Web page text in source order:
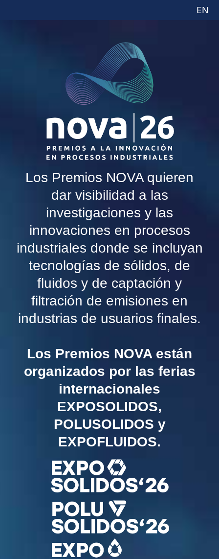
EN
Los Premios NOVA quieren
dar visibilidad a las
investigaciones y las
innovaciones en procesos
industriales donde se incluyan
tecnologías de sólidos, de
fluidos y de captación y
filtración de emisiones en
industrias de usuarios finales.
Los Premios NOVA están
organizados por las ferias
internacionales
EXPOSOLIDOS,
POLUSOLIDOS y
EXPOFLUIDOS.